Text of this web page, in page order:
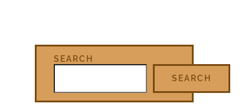
SEARCH
SEARCH